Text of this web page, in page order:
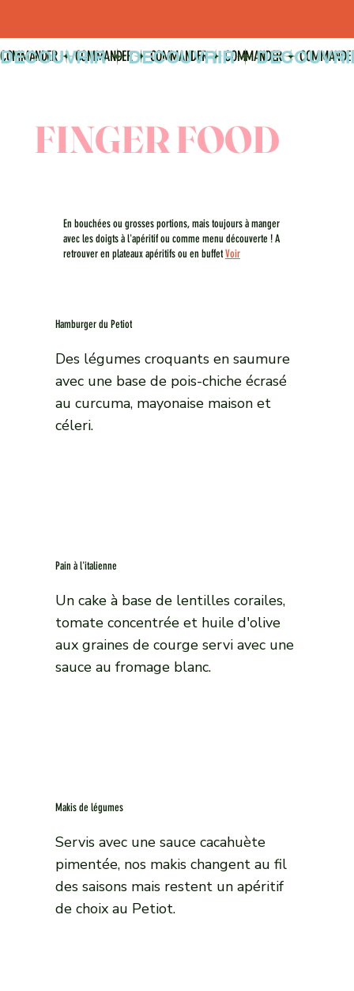
COMMANDER
FINGER FOOD
En bouchées ou grosses portions, mais toujours à manger
avec les doigts à l'apéritif ou comme menu découverte ! A
retrouver en plateaux apéritifs ou en buffetVoir
Hamburger du Petiot
Des légumes croquants en saumure
avec une base de pois-chiche écrasé
au curcuma, mayonaise maison et
céleri.
Pain à l'italienne
Un cake à base de lentilles corailes,
tomate concentrée et huile d'olive
aux graines de courge servi avec une
sauce au fromage blanc.
Makis de légumes
Servis avec une sauce cacahuète
pimentée, nos makis changent au fil
des saisons mais restent un apéritif
de choix au Petiot.